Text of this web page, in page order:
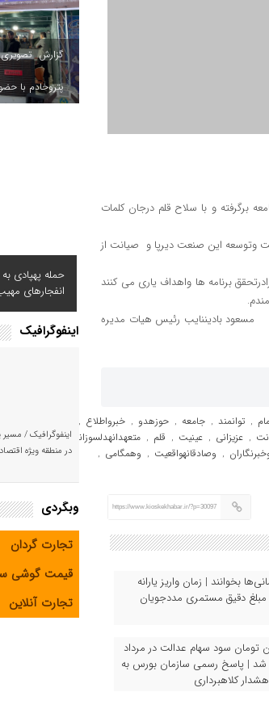
برگرفته و با سلاح قلم درجان کلمات
وتوسعه این صنعت دیرپا و صیانت از
برنامه ها واهداف یاری می کنند
زندگیشان آرزومندم.
مدیره
, توانمند , جامعه , حوزهدو , خبرواطلاع ,
, عزیزانی , عینیت , قلم , متعهدانهدلسوزانه
, وصادقانهواقعیت , وهمگامی ,
https://www.kioskekhabar.ir/?p=30097
بخوانند | زمان واریز یارانه
۱۴۰۵ و مبلغ دقیق مستمری مددجویان
میلیون تومان سود سهام عدالت در مرداد
شد | پاسخ رسمی سازمان بورس به
کلاهبرداری
گزارش
پتروخادم با
حمله پهپادی
انفجارهای
اینفوگرافیک
اینفوگرافیک /
در منطقه ویژه
وبگردی
تجارت گردان
قیمت گوشی
تجارت آنلاین